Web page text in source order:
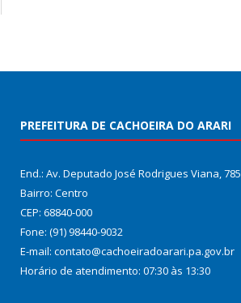
PREFEITURA DE CACHOEIRA DO ARARI
End.: Av. Deputado José Rodrigues Viana, 785
Bairro: Centro
CEP: 68840-000
Fone: (91) 98440-9032
E-mail: contato@cachoeiradoarari.pa.gov.br
Horário de atendimento: 07:30 às 13:30